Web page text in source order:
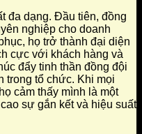
đa dạng. Đầu tiên, đồng
nghiệp cho doanh
họ trở thành đại diện
cực với khách hàng và
đẩy tinh thần đồng đội
trong tổ chức. Khi mọi
cảm thấy mình là một
sự gắn kết và hiệu suất